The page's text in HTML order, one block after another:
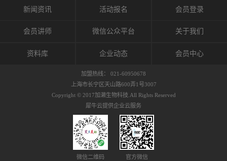
原因，简单分为外因和内因。外因1，贴布贴布
括：1）面料的伸展率、回缩率、纤维的刺激
能会给皮肤带来过度的刺激，从而引起过敏瘙
间传递适当的修复信息。可以收集各自所需的
因子级联；细胞因子的连锁反应）。 如果这种
者甚至提供不需要的物质。 因此，身体所需的
自然愈合能力不仅不能发挥作用，反而会造成
恶化的环境。Kinesio肌内效贴的作用，就是解
决这些问题。 KinesioTaping ® （Kinesio贴扎
疗法）的概念是空（空间），动（流动），冷
（抑制热的上升），为了实现这些，贴布的质
作出来。 特别地，Kinesio Medical
Tappling®（Kinesio医疗贴扎）通过从皮肤表面
长时间给予适...
流体的空间构成的。如果作为脏器，这是人体
最大的脏器，约占体重的20%（相比之下，皮
内流通，有助于细胞的再生和恢复。“1”“雪花”
周围进行轻柔的刺激，改善受影响的关节和肌
到辅助修复损伤组织的作用。对组织的营养供
膜，韧带和关节周围皮下组织的关节囊。 流
体力学理论加濑博士-Kinesio肌内效贴布的发明
人流体力学理论是以对日常生活产生反复影响
的纤细筋膜的性质为焦点。 筋膜容易受到外部
新闻资讯 活动报名 会员登录
会员讲师 微信公众平台 关于我们
资料库 企业动态 会员中心
加盟热线： 021-60950678
上海市长宁区天山路600弄1号3007
Copyright © 2017加濑生物科技.All Rights Reserved
犀牛云提供企业云服务
微信二维码 官方微信